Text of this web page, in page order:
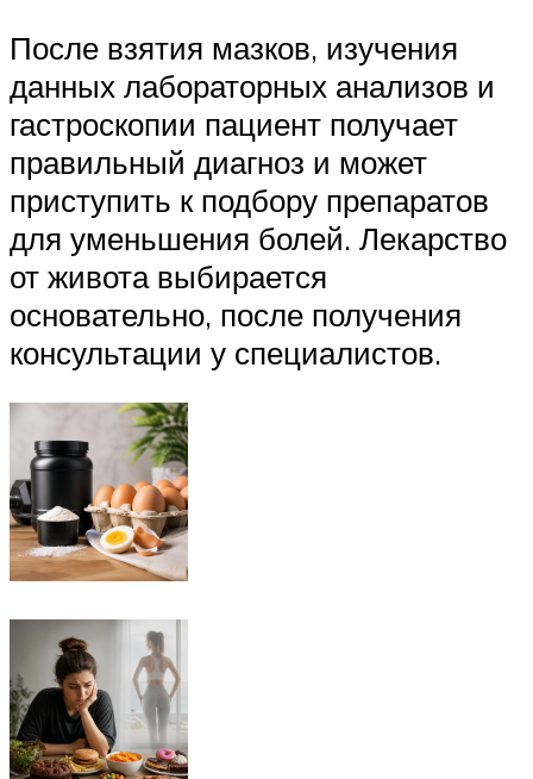
После взятия мазков, изучения
данных лабораторных анализов и
гастроскопии пациент получает
правильный диагноз и может
приступить к подбору препаратов
для уменьшения болей. Лекарство
от живота выбирается
основательно, после получения
консультации у специалистов.